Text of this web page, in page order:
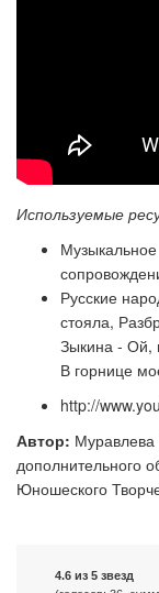
Используемые
Музыкальное
Русские
стояла,
Зыкина - Ой,
В горнице
http://
Автор: Муравлева
дополнительного
Юношеского
4.6 из 5 звезд